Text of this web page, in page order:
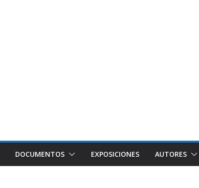
DOCUMENTOS EXPOSICIONES AUTORES